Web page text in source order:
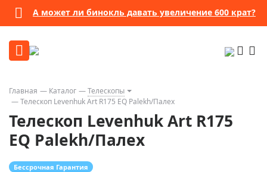
А может ли бинокль давать увеличение 600 крат?
Главная Каталог
Телескопы
Телескоп Levenhuk Art R175 EQ Palekh/Палех
Телескоп Levenhuk Art R175
EQ Palekh/Палех
Бессрочная Гарантия